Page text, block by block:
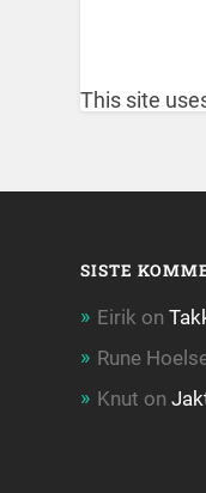
This site
SISTE
Eirik on
Rune
Knut on